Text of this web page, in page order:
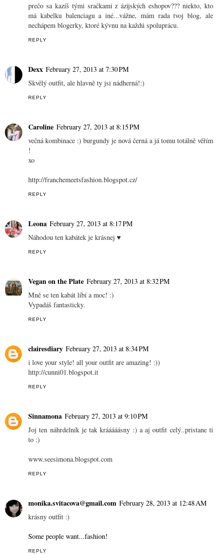
prečo sa kazíš tými sračkami z ázijských eshopov??? niekto, kto
má kabelku balenciagu a iné...vážne, mám rada tvoj blog, ale
nechápem blogerky, ktoré kývnu na každú spoluprácu.
REPLY
Dexx February 27, 2013 at 7:30 PM
Skvělý outfit, ale hlavně ty jsi nádherná!:)
REPLY
Caroline February 27, 2013 at 8:15 PM
večná kombinace :) burgundy je nová černá a já tomu totálně věřím
!
xo
http://franchemeetsfashion.blogspot.cz/
REPLY
Leona February 27, 2013 at 8:17 PM
Náhodou ten kabátek je krásnej ♥
REPLY
Vegan on the Plate February 27, 2013 at 8:32 PM
Mně se ten kabát líbí a moc! :)
Vypadáš fantasticky.
REPLY
clairesdiary February 27, 2013 at 8:34 PM
i love your style! all your outfit are amazing! :))
http://cunni01.blogspot.it
REPLY
Sinnamona February 27, 2013 at 9:10 PM
Joj ten náhrdelník je tak krááááásny :) a aj outfit celý..pristane ti
to :)
www.seesimona.blogspot.com
REPLY
monika.svitacova@gmail.com February 28, 2013 at 12:48 AM
krásny outfit :)
Some people want...fashion!
REPLY